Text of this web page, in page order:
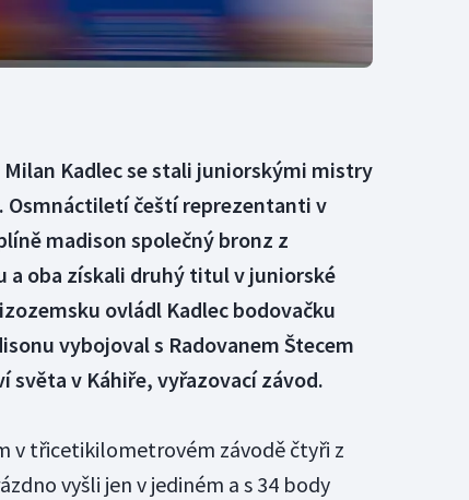
Kadlec se stali juniorskými mistry
Osmnáctiletí čeští reprezentanti v
madison společný bronz z
a oba získali druhý titul v juniorské
ovládl Kadlec bodovačku
vybojoval s Radovanem Štecem
v Káhiře, vyřazovací závod.
v třicetikilometrovém závodě čtyři z
vyšli jen v jediném a s 34 body